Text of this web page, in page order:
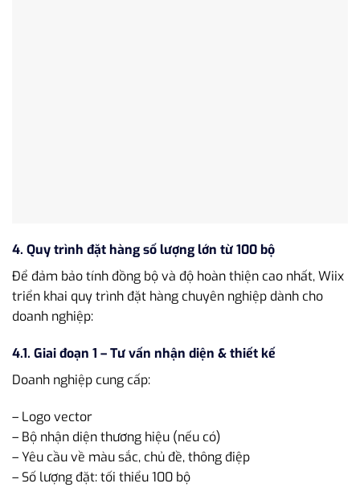
4. Quy trình đặt hàng số lượng lớn từ 100 bộ
Để đảm bảo tính đồng bộ và độ hoàn thiện cao nhất, Wiix
triển khai quy trình đặt hàng chuyên nghiệp dành cho
doanh nghiệp:
4.1. Giai đoạn 1 – Tư vấn nhận diện & thiết kế
Doanh nghiệp cung cấp:
– Logo vector
– Bộ nhận diện thương hiệu (nếu có)
– Yêu cầu về màu sắc, chủ đề, thông điệp
– Số lượng đặt: tối thiểu 100 bộ